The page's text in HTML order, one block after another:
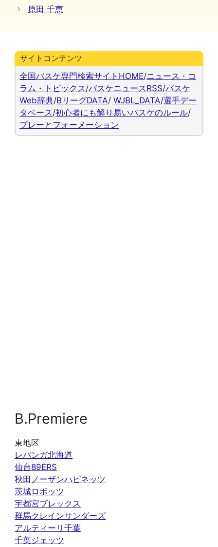
リ
原田 千恵
サイトコンテンツ
全国バスケ専門検索サイトHOME/ニュース・コ
ラム・トピックス /バスケニュースRSS/バスケ
Web辞典/BリーグDATA/ WJBL_DATA/選手デー
タベース /初心者にも解り易いバスケのルール/
プレーとフォーメーション
B.Premiere
東地区
レバンガ北海道
仙台89ERS
秋田ノーザンハピネッツ
茨城ロボッツ
宇都宮ブレックス
群馬クレインサンダーズ
アルティーリ千葉
千葉ジェッツ